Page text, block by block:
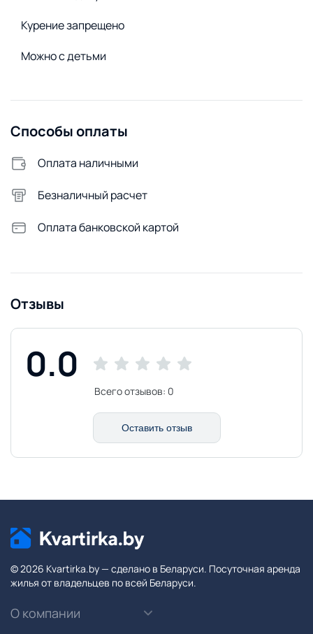
Стиральная машина
Курение запрещено
Можно с детьми
Способы оплаты
Оплата наличными
Безналичный расчет
Оплата банковской картой
Отзывы
0.0
Всего отзывов: 0
Оставить отзыв
© 2026 Kvartirka.by — сделано в Беларуси. Посуточная аренда
жилья от владельцев по всей Беларуси.
О компании